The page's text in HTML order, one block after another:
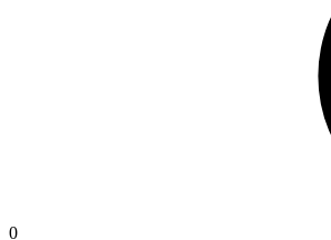
0